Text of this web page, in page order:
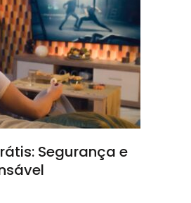
Segurança e